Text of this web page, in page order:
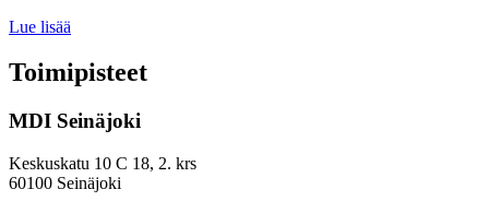
Lue lisää
ja
kehyskunnat
parantaa
EVP-
indeksissä?
Toimipisteet
MDI Seinäjoki
Keskuskatu 10 C 18, 2. krs
60100 Seinäjoki